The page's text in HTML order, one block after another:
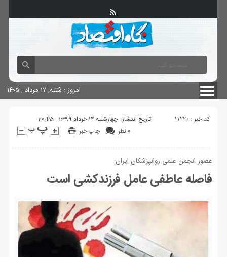
آگهی های دولتی چاپ
امروز : شنبه, ۱۷ مرداد , ۱۴۰۵
کد خبر : 11220
تاریخ انتشار : چهارشنبه 14 خرداد 1399 - 20:45
چاپ خبر
۰ نظر
عضور انجمن علمی روانپزشکان ایران:
فاصله عاطفی عامل فرزندکشی است